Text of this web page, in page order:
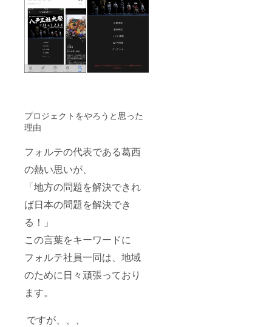
プロジェクトをやろうと思った
理由
フォルテの代表である葛西
の熱い思いが、
「地方の問題を解決できれ
ば日本の問題を解決でき
る！」
この言葉をキーワードに
フォルテ社員一同は、地域
のために日々頑張っており
ます。
ですが、、、